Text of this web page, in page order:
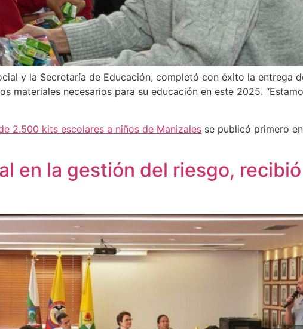
y la Secretaría de Educación, completó con éxito la entrega
materiales necesarios para su educación en este 2025.
2.500 kits escolares a niños de Manizales se publicó primero en
en la gestión del riesgo,